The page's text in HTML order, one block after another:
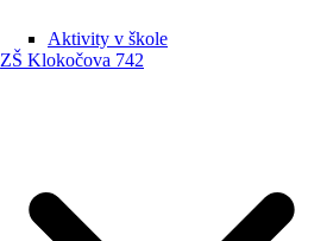
Aktivity v škole
ZŠ Klokočova 742